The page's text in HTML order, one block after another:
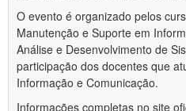
O evento é organizado pelos
Manutenção e Suporte em
Análise e Desenvolvimento de
participação dos docentes que
Informação e Comunicação.
Informações completas no site